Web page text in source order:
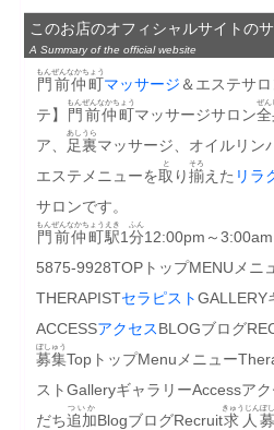
このお店のオフィシャルサイトの
A Summary of the official website
門前仲町
もんぜんなかちょう
マッサージ ＆エステサ
テ】
門前仲町
もんぜんなかちょう
マッサージサロン
ぜん
ア、
足
あし
裏
うら
マッサージ、オイルリン
エステメニューを取
と
り揃
そろ
えた リラ
サロンです。
門前仲町
もんぜんなかちょう
駅
えき
1分
ふん
12:00pm～
5875-9928TOPトップMENUメニ
THERAPISTセラピストGALLERY
ACCESSアクセスBLOGブログ
募集
ぼしゅう
TopトップMenuメニュー
ストGalleryギャラリーAccessア
だち追加
ついか
BlogブログRecruit求人
きゅうじん ぼ